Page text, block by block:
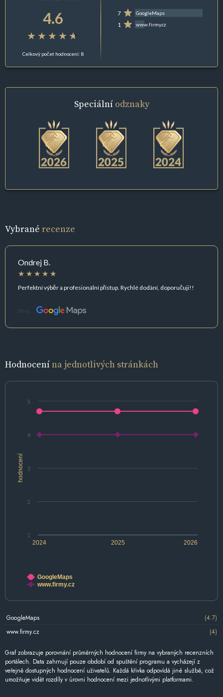
4.6
Celkový počet hodnocení: 8
7 GoogleMaps
1 www.firmy.cz
Speciální odznaky
Vybrané recenze
Ondrej B.
Perfektní výběr a profesionální přístup. Rychlé dodání, doporučuji!!
Zdroj:
Hodnocenína jednotlivých stránkách
hodnocení
2024 2025 2026
1
2
3
4
5
GoogleMaps
www.firmy.cz
GoogleMaps
(4.7)
www.firmy.cz
(4)
Graf zobrazuje porovnání průměrných hodnocení firmy na vybraných recenzních
portálech. Data zahrnují pouze období od spuštění programu a vycházejí z
veřejně dostupných hodnocení uživatelů. Každá křivka odpovídá jiné službě, což
umožňuje vidět rozdíly v úrovni hodnocení mezi jednotlivými platformami.